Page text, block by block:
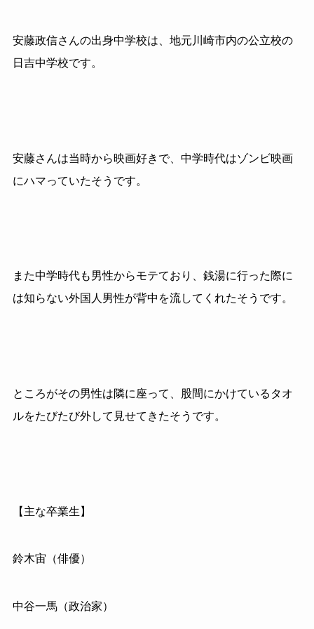
安藤政信さんの出身中学校は、地元川崎市内の公立校の
日吉中学校です。
安藤さんは当時から映画好きで、中学時代はゾンビ映画
にハマっていたそうです。
また中学時代も男性からモテており、銭湯に行った際に
は知らない外国人男性が背中を流してくれたそうです。
ところがその男性は隣に座って、股間にかけているタオ
ルをたびたび外して見せてきたそうです。
【主な卒業生】
鈴木宙（俳優）
中谷一馬（政治家）